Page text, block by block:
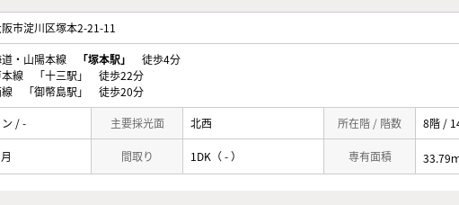
市淀川区塚本2-21-11
道・山陽本線 「塚本駅」
徒歩4分
本線 「十三駅」 徒歩22分
線 「御幣島駅」 徒歩20分
/ - 主要採光面 北西 所在階 / 階数 8階 /
月 間取り 1DK（ - ） 専有面積 33.79